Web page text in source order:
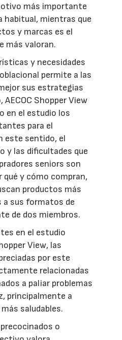
más importante
habitual, mientras que
y marcas es el
más valoran.
y necesidades
permite a las
sus estrategias
Shopper View
en el estudio los
para el
este sentido, el
y las dificultades que
seniors son
qué y cómo compran,
productos más
a sus formatos de
de dos miembros.
en el estudio
View, las
por este
relacionadas
a paliar problemas
principalmente a
saludables.
o